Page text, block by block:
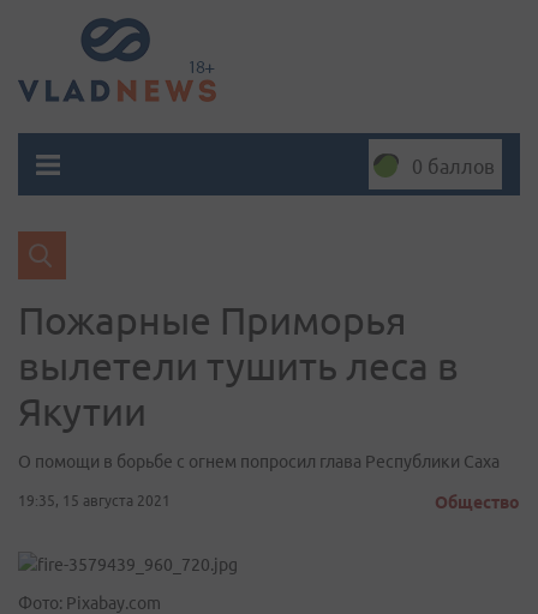
0 баллов
Пожарные Приморья
вылетели тушить леса в
Якутии
О помощи в борьбе с огнем попросил глава Республики Саха
19:35, 15 августа 2021 Общество
Фото: Pixabay.com